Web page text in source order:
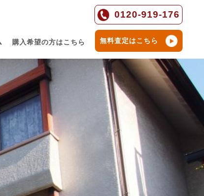
0120-919-176
購入希望の方はこちら 無料査定はこちら